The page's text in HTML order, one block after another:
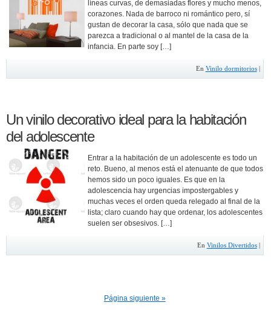
líneas curvas, de demasiadas flores y mucho menos,
corazones. Nada de barroco ni romántico pero, sí
gustan de decorar la casa, sólo que nada que se
parezca a tradicional o al mantel de la casa de la
infancia. En parte soy […]
En Vinilo dormitorios|
Un vinilo decorativo ideal para la habitación
del adolescente
Entrar a la habitación de un adolescente es todo un
reto. Bueno, al menos está el atenuante de que todos
hemos sido un poco iguales. Es que en la
adolescencia hay urgencias impostergables y
muchas veces el orden queda relegado al final de la
lista; claro cuando hay que ordenar, los adolescentes
suelen ser obsesivos. […]
En Vinilos Divertidos|
Página siguiente »